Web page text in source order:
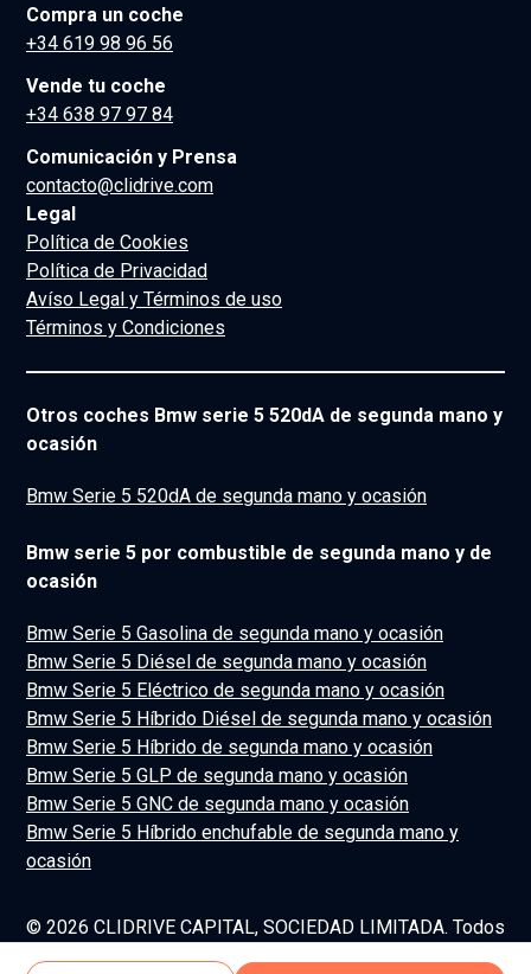
Compra un coche
+34 619 98 96 56
Vende tu coche
+34 638 97 97 84
Comunicación y Prensa
contacto@clidrive.com
Legal
Política de Cookies
Política de Privacidad
Avíso Legal y Términos de uso
Términos y Condiciones
Otros coches Bmw serie 5 520dA de segunda mano y
ocasión
Bmw Serie 5 520dA de segunda mano y ocasión
Bmw serie 5 por combustible de segunda mano y de
ocasión
Bmw Serie 5 Gasolina de segunda mano y ocasión
Bmw Serie 5 Diésel de segunda mano y ocasión
Bmw Serie 5 Eléctrico de segunda mano y ocasión
Bmw Serie 5 Híbrido Diésel de segunda mano y ocasión
Bmw Serie 5 Híbrido de segunda mano y ocasión
Bmw Serie 5 GLP de segunda mano y ocasión
Bmw Serie 5 GNC de segunda mano y ocasión
Bmw Serie 5 Híbrido enchufable de segunda mano y
ocasión
© 2026 CLIDRIVE CAPITAL, SOCIEDAD LIMITADA. Todos
los derechos reservados.